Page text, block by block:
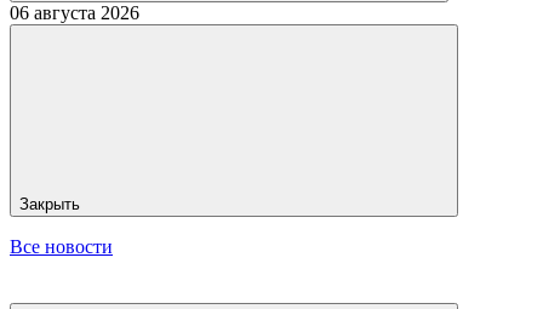
06 августа 2026
Закрыть
Все новости